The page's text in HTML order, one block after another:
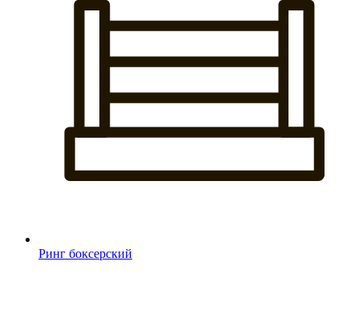
Ринг боксерский